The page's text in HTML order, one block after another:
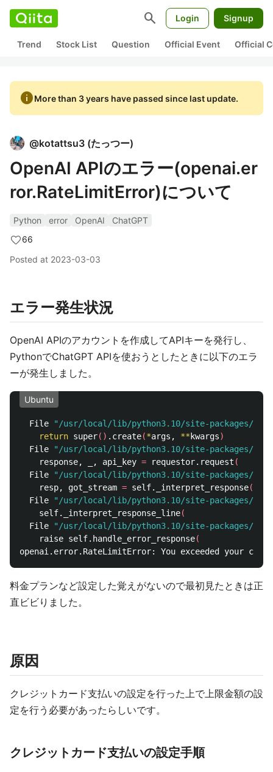
search Login Signup
Trend Stock List Question Official Event Official
infoMore than 3 years have passed since last update.
@kotattsu3 (たっつー)
OpenAI APIのエラー(openai.er
ror.RateLimitError)について
Python error OpenAI
ChatGPT
66
Posted at 2023-03-03
エラー発生状況
OpenAI APIのアカウントを作成してAPIキーを発行し、
PythonでChatGPT APIを使おうとしたときに以下のエラ
ーが発生しました。
Ubuntu
  File
"/usr/local/lib/python3.10/site-packages/
return super() .create(*args, ** kwargs)
  File
"/usr/local/lib/python3.10/site-packages/
    response, _, api_key
= requestor.request (
  File
"/usr/local/lib/python3.10/site-packages/
    resp, got_stream
= self._interpret_response(
  File
"/usr/local/lib/python3.10/site-packages/
    self._interpret_response_line
(
  File
"/usr/local/lib/python3.10/site-packages/
    raise self.handle_error_response
(
料金プランなど設定した覚えがないので最初見たときは正
直ビビりました。
原因
クレジットカード支払いの設定を行った上で上限金額の設
定を行う必要があったらしいです。
クレジットカード支払いの設定手順